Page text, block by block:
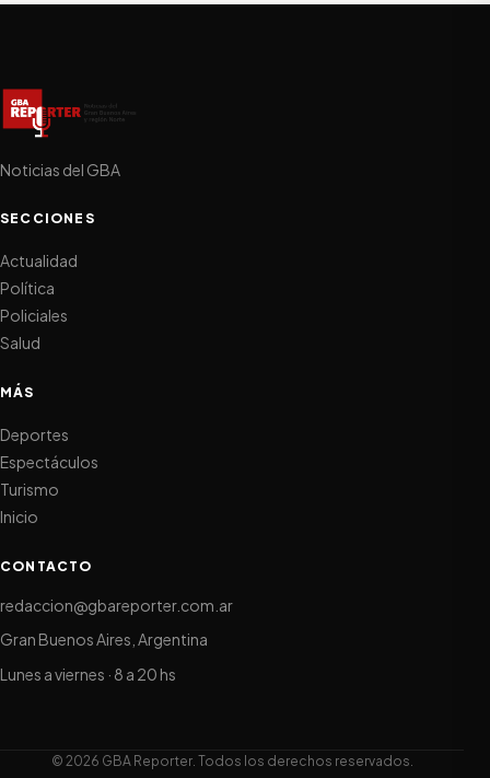
Noticias del GBA
SECCIONES
Actualidad
Política
Policiales
Salud
MÁS
Deportes
Espectáculos
Turismo
Inicio
CONTACTO
redaccion@gbareporter.com.ar
Gran Buenos Aires, Argentina
Lunes a viernes · 8 a 20 hs
© 2026 GBA Reporter. Todos los derechos reservados.